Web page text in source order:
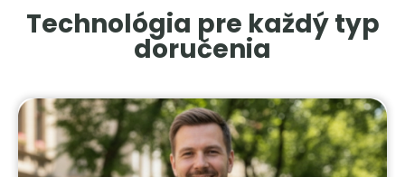
Technológia pre každý typ
doručenia